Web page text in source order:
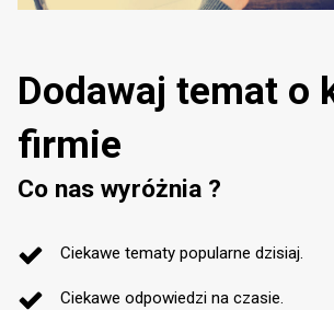
Dodawaj temat o
firmie
Co nas wyróżnia ?
Ciekawe tematy popularne dzisiaj.
Ciekawe odpowiedzi na czasie.